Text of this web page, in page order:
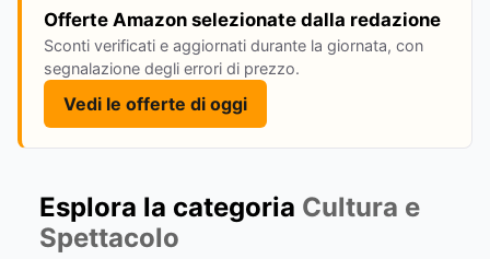
Offerte Amazon selezionate dalla redazione
Sconti verificati e aggiornati durante la giornata, con
segnalazione degli errori di prezzo.
Vedi le offerte di oggi
Esplora la categoria Cultura e
Spettacolo